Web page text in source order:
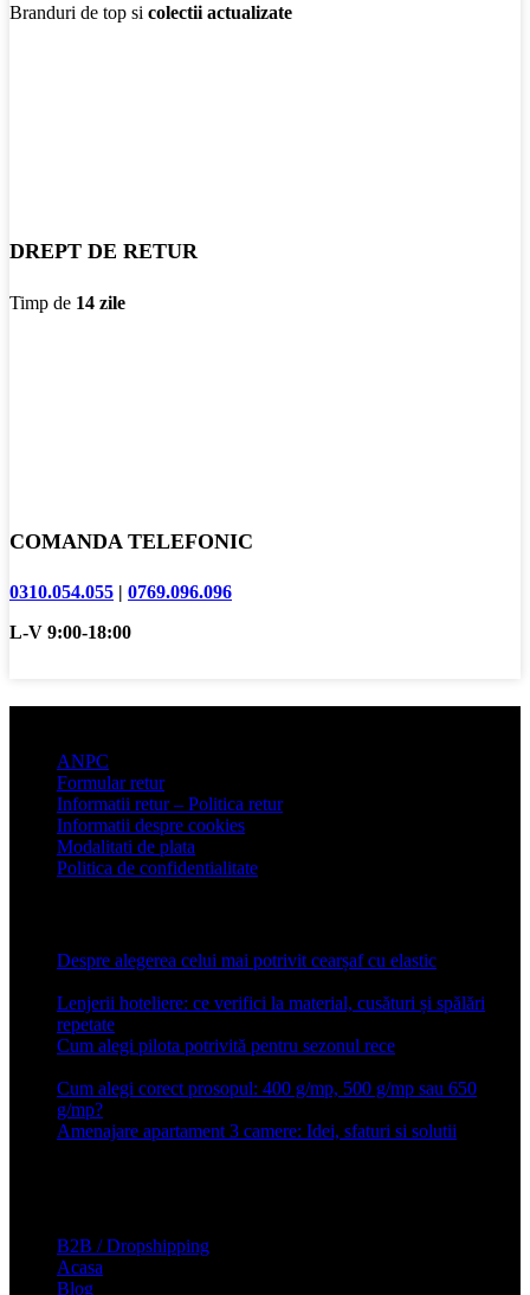
Branduri de top si colectii actualizate
DREPT DE RETUR
Timp de 14 zile
COMANDA TELEFONIC
0310.054.055
0769.096.096
L-V 9:00-18:00
ANPC
Formular retur
Informatii retur – Politica retur
Informatii despre cookies
Modalitati de plata
Politica de confidentialitate
Despre alegerea celui mai potrivit cearșaf cu elastic
Lenjerii hoteliere: ce verifici la material, cusături și spălări
repetate
Cum alegi pilota potrivită pentru sezonul rece
Cum alegi corect prosopul: 400 g/mp, 500 g/mp sau 650
g/mp?
Amenajare apartament 3 camere: Idei, sfaturi si solutii
B2B / Dropshipping
Acasa
Blog